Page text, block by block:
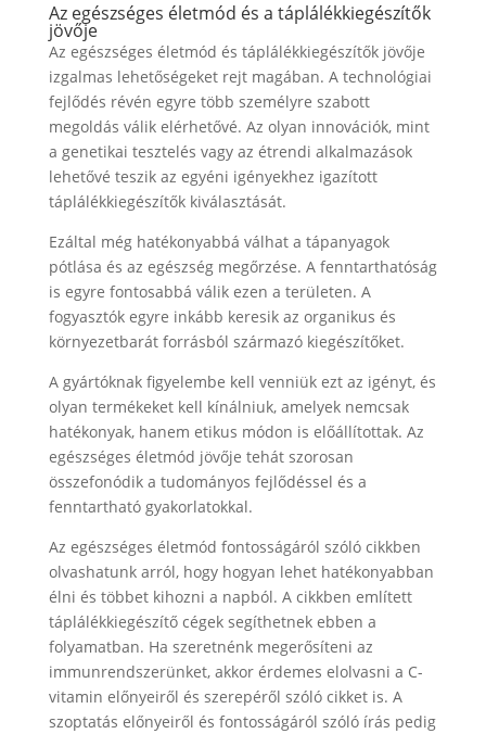
Az egészséges életmód és a táplálékkiegészítők
jövője
Az egészséges életmód és táplálékkiegészítők jövője
izgalmas lehetőségeket rejt magában. A technológiai
fejlődés révén egyre több személyre szabott
megoldás válik elérhetővé. Az olyan innovációk, mint
a genetikai tesztelés vagy az étrendi alkalmazások
lehetővé teszik az egyéni igényekhez igazított
táplálékkiegészítők kiválasztását.
Ezáltal még hatékonyabbá válhat a tápanyagok
pótlása és az egészség megőrzése. A fenntarthatóság
is egyre fontosabbá válik ezen a területen. A
fogyasztók egyre inkább keresik az organikus és
környezetbarát forrásból származó kiegészítőket.
A gyártóknak figyelembe kell venniük ezt az igényt, és
olyan termékeket kell kínálniuk, amelyek nemcsak
hatékonyak, hanem etikus módon is előállítottak. Az
egészséges életmód jövője tehát szorosan
összefonódik a tudományos fejlődéssel és a
fenntartható gyakorlatokkal.
Az egészséges életmód fontosságáról szóló cikkben
olvashatunk arról, hogy hogyan lehet hatékonyabban
élni és többet kihozni a napból. A cikkben említett
táplálékkiegészítő cégek segíthetnek ebben a
folyamatban. Ha szeretnénk megerősíteni az
immunrendszerünket, akkor érdemes elolvasni a C-
vitamin előnyeiről és szerepéről szóló cikket is. A
szoptatás előnyeiről és fontosságáról szóló írás pedig